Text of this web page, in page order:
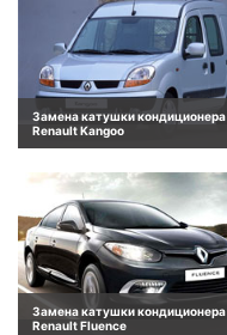
Замена катушки кондиционера
Renault Kangoo
Замена катушки кондиционера
Renault Fluence